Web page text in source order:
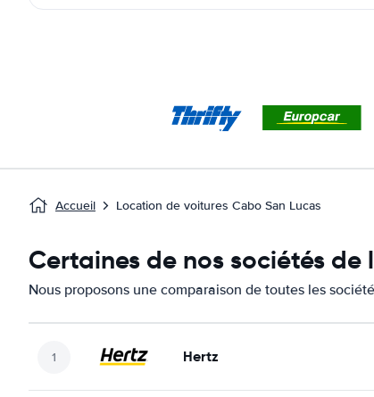
Accueil Location de voitures Cabo San Lucas
Certaines de nos sociétés
Nous proposons une comparaison de toutes les
Hertz